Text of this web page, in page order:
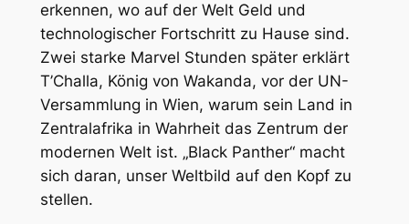
erkennen, wo auf der Welt Geld und
technologischer Fortschritt zu Hause sind.
Zwei starke Marvel Stunden später erklärt
T’Challa, König von Wakanda, vor der UN-
Versammlung in Wien, warum sein Land in
Zentralafrika in Wahrheit das Zentrum der
modernen Welt ist. „Black Panther“ macht
sich daran, unser Weltbild auf den Kopf zu
stellen.